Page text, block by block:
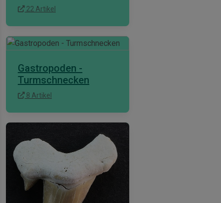
22 Artikel
Gastropoden -
Turmschnecken
8 Artikel